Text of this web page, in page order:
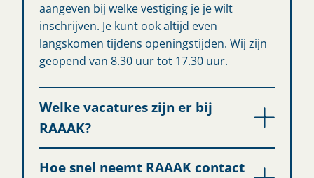
aangeven bij welke vestiging je je wilt
inschrijven. Je kunt ook altijd even
langskomen tijdens openingstijden. Wij zijn
geopend van 8.30 uur tot 17.30 uur.
Welke vacatures zijn er bij
RAAAK?
Hoe snel neemt RAAAK contact